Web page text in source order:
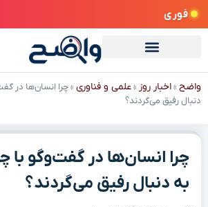
فوری
واضح »اخبار روز »علمی و فناوری »چرا انسان‌ها در
دنبال رفیق می‌گردند؟
چرا انسان‌ها در گفت‌وگو
به دنبال رفیق می‌گردند؟